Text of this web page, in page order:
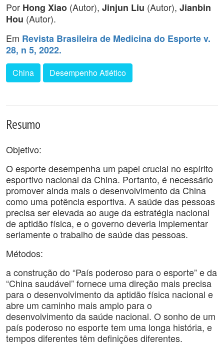
Por Hong Xiao (Autor), Jinjun Liu (Autor), Jianbin
Hou (Autor).
Em Revista Brasileira de Medicina do Esporte v.
28, n 5, 2022.
China Desempenho Atlético
Resumo
Objetivo:
O esporte desempenha um papel crucial no espírito
esportivo nacional da China. Portanto, é necessário
promover ainda mais o desenvolvimento da China
como uma potência esportiva. A saúde das pessoas
precisa ser elevada ao auge da estratégia nacional
de aptidão física, e o governo deveria implementar
seriamente o trabalho de saúde das pessoas.
Métodos:
a construção do “País poderoso para o esporte” e da
“China saudável” fornece uma direção mais precisa
para o desenvolvimento da aptidão física nacional e
abre um caminho mais amplo para o
desenvolvimento da saúde nacional. O sonho de um
país poderoso no esporte tem uma longa história, e
tempos diferentes têm definições diferentes.